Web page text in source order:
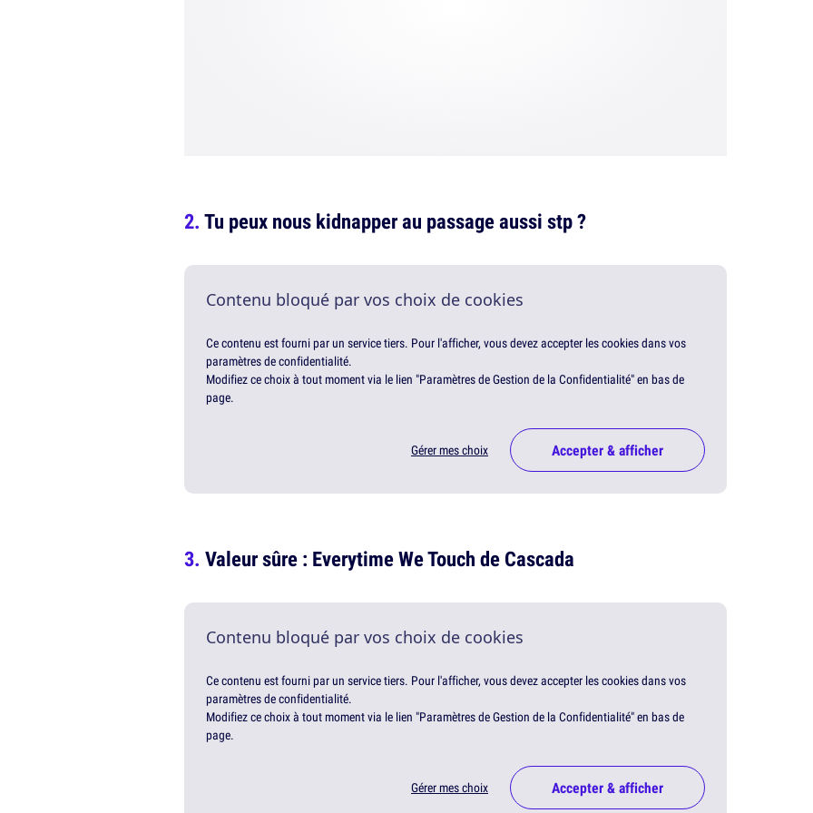
Tu peux nous kidnapper au passage aussi stp ?
Contenu bloqué par vos choix de cookies
Ce contenu est fourni par un service tiers. Pour l'afficher, vous devez accepter les cookies dans vos
paramètres de confidentialité.
Modifiez ce choix à tout moment via le lien "Paramètres de Gestion de la Confidentialité" en bas de
page.
Gérer mes choix Accepter & afficher
Valeur sûre : Everytime We Touch de Cascada
Contenu bloqué par vos choix de cookies
Ce contenu est fourni par un service tiers. Pour l'afficher, vous devez accepter les cookies dans vos
paramètres de confidentialité.
Modifiez ce choix à tout moment via le lien "Paramètres de Gestion de la Confidentialité" en bas de
page.
Gérer mes choix Accepter & afficher